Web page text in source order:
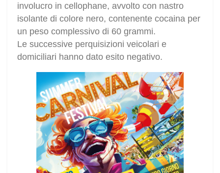
involucro in cellophane, avvolto con nastro
isolante di colore nero, contenente cocaina per
un peso complessivo di 60 grammi.
Le successive perquisizioni veicolari e
domiciliari hanno dato esito negativo.